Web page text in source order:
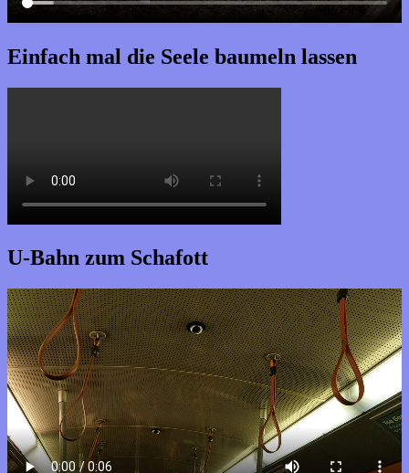
Einfach mal die Seele baumeln lassen
U-Bahn zum Schafott